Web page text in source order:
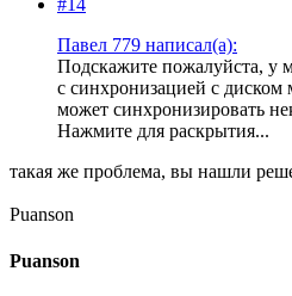
Павел 779 написал(а):
Подскажите пожалуйста, у
с синхронизацией с
может синхронизировать
Нажмите для раскрытия...
такая же проблема, вы нашли
Puanson
Puanson